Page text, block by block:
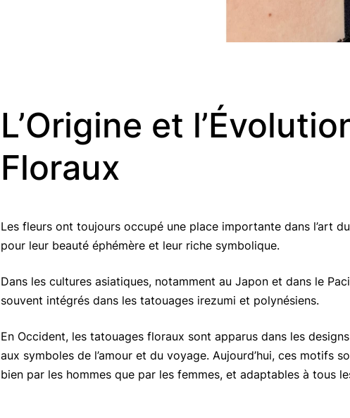
L’Origine et
Floraux
Les fleurs ont toujours occupé une place importante dans l’art
pour leur beauté éphémère et leur riche symbolique.
Dans les cultures asiatiques, notamment au Japon et dans le
souvent intégrés dans les tatouages irezumi et polynésiens.
En Occident, les tatouages floraux sont apparus dans les
aux symboles de l’amour et du voyage. Aujourd’hui, ces motifs
bien par les hommes que par les femmes, et adaptables à tous